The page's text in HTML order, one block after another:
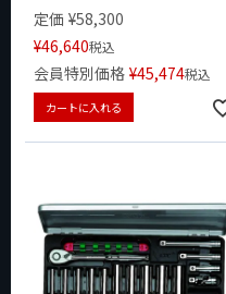
定価 ¥58,300
¥46,640税込
会員特別価格 ¥45,474税込
カートに入れる